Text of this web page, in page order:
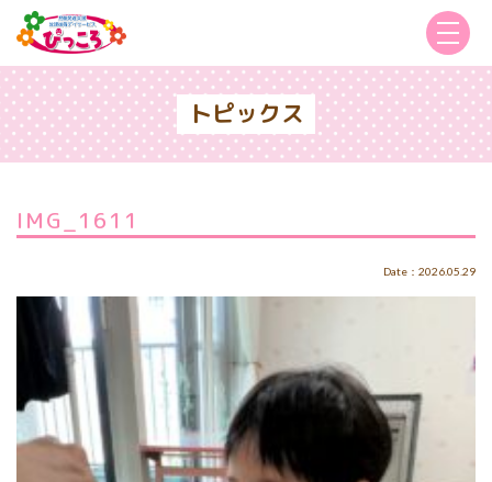
トピックス
IMG_1611
Date：2026.05.29